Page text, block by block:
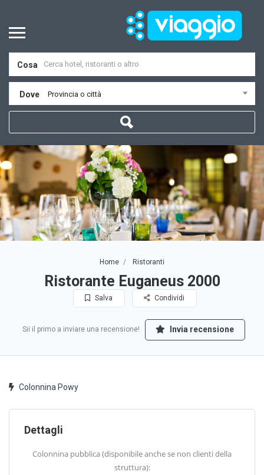
Cosa
Dove Provincia o città
Home Ristoranti
Ristorante Euganeus 2000
Salva Condividi
Sii il primo a inviare una recensione! Invia recensione
Colonnina Powy
Dettagli
Colonnina pubblica (disponibile anche se non clienti della
struttura):